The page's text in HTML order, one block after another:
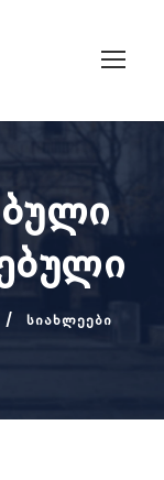
ᲡᲘᲐᲮᲚᲔᲔᲑᲘ